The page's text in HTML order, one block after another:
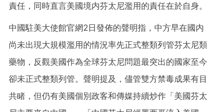
責任，同時直言美國境内芬太尼濫用的責任在於自身。
中國駐美大使館官網2日發佈的聲明指，中方早在國内
尚未出現大規模濫用的情況率先正式整類列管芬太尼類
藥物，反觀美國作為全球芬太尼問題最突出的國家至今
卻未正式整類列管。聲明提及，儘管雙方禁毒成果有目
共睹，但仍有美國個別政客和傳媒持續炒作「美國芬太